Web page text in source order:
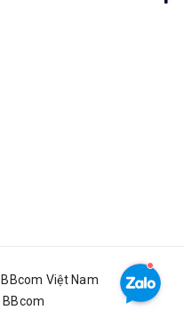
BBcom Việt Nam
BBcom